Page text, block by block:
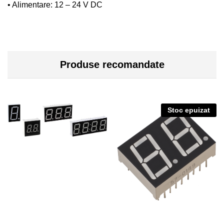
• Alimentare: 12 – 24 V DC
Produse recomandate
Stoc epuizat